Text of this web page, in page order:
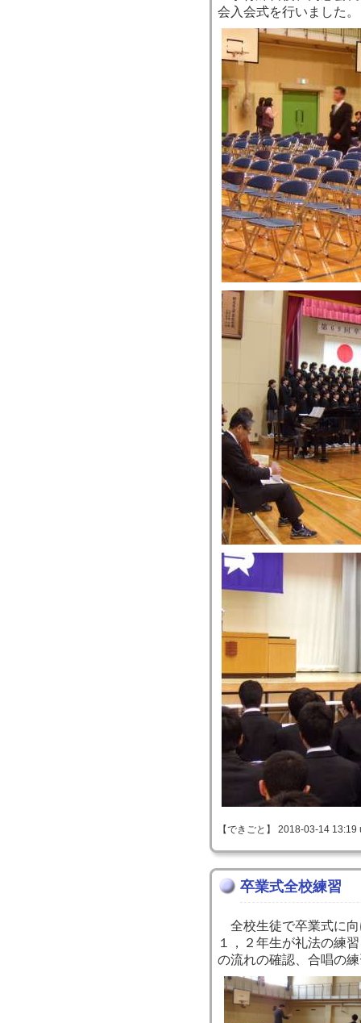
会入会式を行いました。
【できごと】 2018-03-14
卒業式全校練習
全校生徒で卒業式に
１，２年生が礼法の練
の流れの確認、合唱の